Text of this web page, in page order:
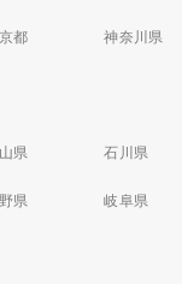
都 神奈川県
県 石川県
県 岐阜県